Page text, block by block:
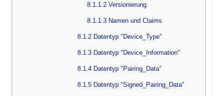
8.1.1.2 Versionierung
8.1.1.3 Namen und Claims
8.1.2 Datentyp "Device_Type"
8.1.3 Datentyp "Device_Information"
8.1.4 Datentyp "Pairing_Data"
8.1.5 Datentyp "Signed_Pairing_Data"